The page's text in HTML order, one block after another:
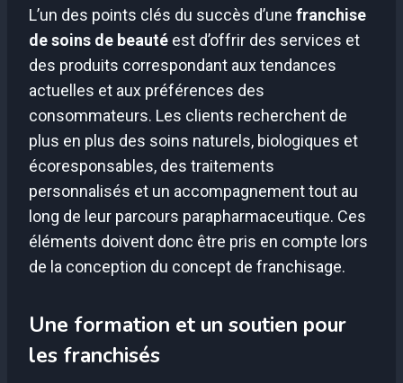
L’un des points clés du succès d’une franchise
de soins de beauté est d’offrir des services et
des produits correspondant aux tendances
actuelles et aux préférences des
consommateurs. Les clients recherchent de
plus en plus des soins naturels, biologiques et
écoresponsables, des traitements
personnalisés et un accompagnement tout au
long de leur parcours parapharmaceutique. Ces
éléments doivent donc être pris en compte lors
de la conception du concept de franchisage.
Une formation et un soutien pour
les franchisés